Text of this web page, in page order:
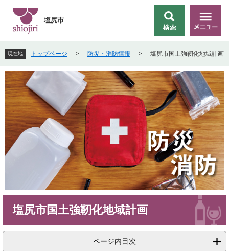
先
頭
で
す
。
を
飛
ば
し
て
本
文
へ
索
メ
ニ
ー
塩尻市
現在地 トップページ > 防災・消防情報 > 塩尻市国土強靭化地域計画
塩尻市国土強靭化地域計画
ページ内目次